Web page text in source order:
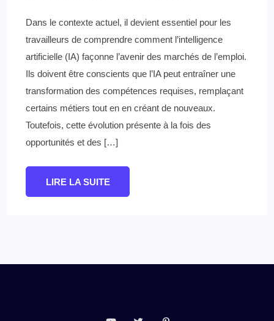
Dans le contexte actuel, il devient essentiel pour les
travailleurs de comprendre comment l’intelligence
artificielle (IA) façonne l’avenir des marchés de l’emploi.
Ils doivent être conscients que l’IA peut entraîner une
transformation des compétences requises, remplaçant
certains métiers tout en en créant de nouveaux.
Toutefois, cette évolution présente à la fois des
opportunités et des […]
LIRE LA SUITE